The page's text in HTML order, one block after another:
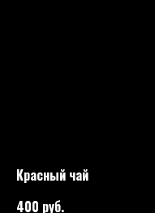
Красный чай
400 руб.